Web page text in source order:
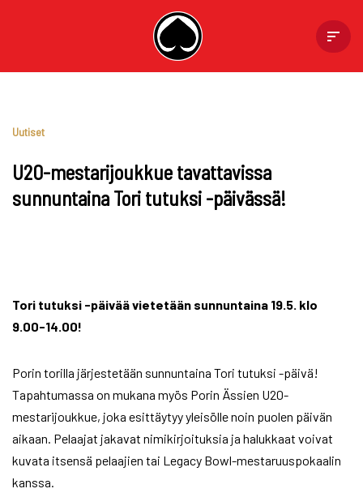
U20-mestarijoukkue tavattavissa
sunnuntaina Tori tutuksi -päivässä!
Uutiset
Tori tutuksi -päivää vietetään sunnuntaina 19.5. klo
9.00-14.00!
Porin torilla järjestetään sunnuntaina Tori tutuksi -päivä!
Tapahtumassa on mukana myös Porin Ässien U20-
mestarijoukkue, joka esittäytyy yleisölle noin puolen päivän
aikaan. Pelaajat jakavat nimikirjoituksia ja halukkaat voivat
kuvata itsensä pelaajien tai Legacy Bowl-mestaruuspokaalin
kanssa.